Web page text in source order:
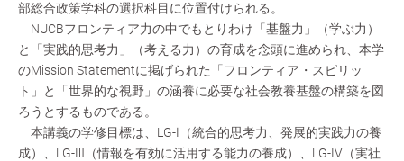
部総合政策学科の選択科目に位置付けられる。
NUCBフロンティア力の中でもとりわけ「基盤力」（学ぶ力）
と「実践的思考力」（考える力）の育成を念頭に進められ、本学
のMission Statementに掲げられた「フロンティア・スピリッ
ト」と「世界的な視野」の涵養に必要な社会教養基盤の構築を図
ろうとするものである。
本講義の学修目標は、LG-Ⅰ（統合的思考力、発展的実践力の養
成）、LG-Ⅲ（情報を有効に活用する能力の養成）、LG-Ⅳ（実社